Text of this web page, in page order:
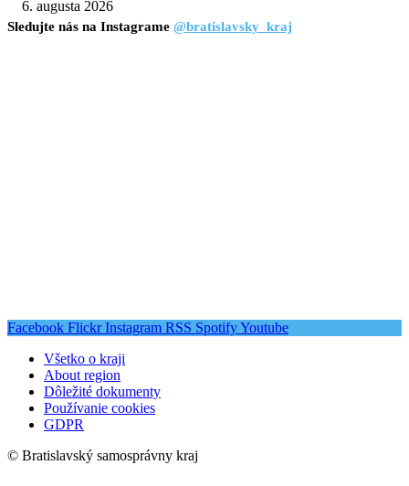
6. augusta 2026
Sledujte nás na Instagrame @bratislavsky_kraj
Facebook Flickr Instagram RSS SpotifyYoutube
Všetko o kraji
About region
Dôležité dokumenty
Používanie cookies
GDPR
© Bratislavský samosprávny kraj